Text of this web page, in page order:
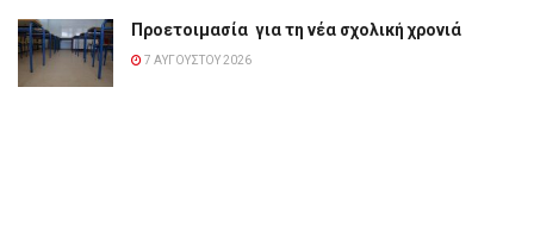
Προετοιμασία για τη νέα σχολική χρονιά
7 ΑΥΓΟΎΣΤΟΥ 2026